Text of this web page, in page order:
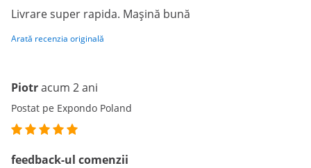
Livrare super rapida. Mașină bună
Arată recenzia originală
Piotracum 2 ani
Postat pe Expondo Poland
feedback-ul comenzii